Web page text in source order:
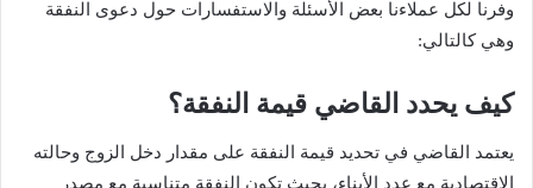
وفرنا لكل عملاءنا بعض الأسئلة والاستفسارات حول دعوى النفقة
وهي كالتالي:
كيف يحدد القاضي قيمة النفقة؟
يعتمد القاضي في تحديد قيمة النفقة على مقدار دخل الزوج وحالته
الاقتصادية مع عدد الأبناء، بحيث تكون النفقة متناسبة مع مصدر